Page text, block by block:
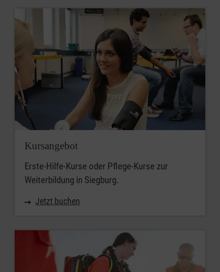
Kursangebot
Erste-Hilfe-Kurse oder Pflege-Kurse zur
Weiterbildung in Siegburg.
Jetzt buchen